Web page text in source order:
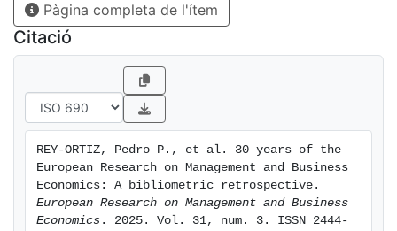
undergoing a phase of international growth and
consolidation. The most productive and influential
research topics include entrepreneurship, corporate
social responsibility, strategic management, tourism,
and customer behaviour. Moreover, the results also
highlight the increasing importance of contributions
Pàgina completa de l'ítem
Citació
REY-ORTIZ, Pedro P., et al. 30 years of the
European Research on Management and Business
European Research on Management and Business
Economics . 2025. Vol. 31, num. 3. ISSN 2444-